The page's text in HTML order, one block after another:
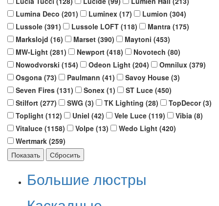
Lumina Deco (201) Luminex (17) Lumion (304)
Lussole (391) Lussole LOFT (118) Mantra (175)
Markslojd (16) Marset (390) Maytoni (453)
MW-Light (281) Newport (418) Novotech (80)
Nowodvorski (154) Odeon Light (204) Omnilux (379)
Osgona (73) Paulmann (41) Savoy House (3)
Seven Fires (131) Sonex (1) ST Luce (450)
Stilfort (277) SWG (3) TK Lighting (28) TopDecor (3)
Toplight (112) Uniel (42) Vele Luce (119) Vibia (8)
Vitaluce (1158) Volpe (13) Wedo Light (420)
Wertmark (259)
Большие люстры